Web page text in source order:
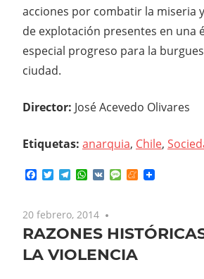
acciones por combatir la miseria
de explotación presentes en una
especial progreso para la
ciudad.
Director: José Acevedo Olivares
Etiquetas: anarquia, Chile,
Facebook
TwitterTelegram
WhatsApp
VK MessageMeneame
20 febrero, 2014
RAZONES
LA VIOLENCIA